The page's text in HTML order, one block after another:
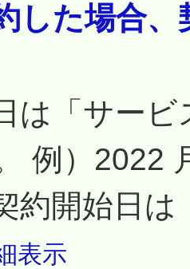
した場合
は「サー
例）2022
始日は
表示